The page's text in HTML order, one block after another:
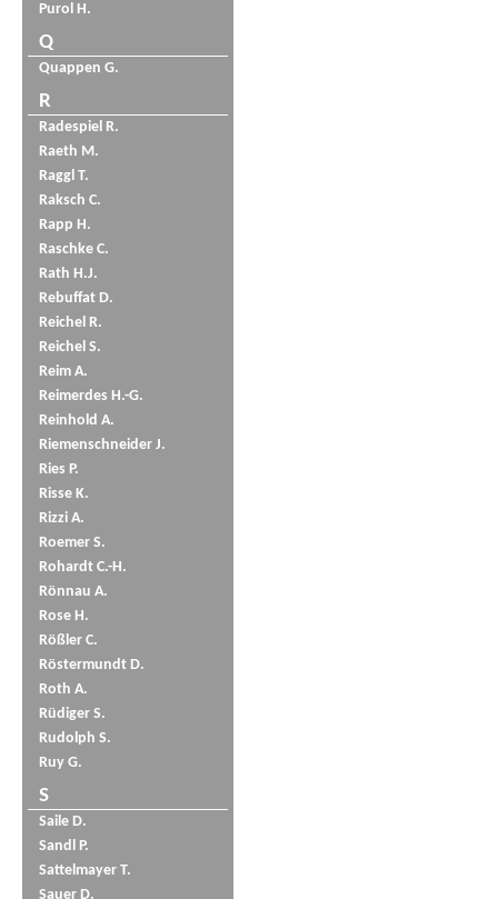
Purol H.
Q
Quappen G.
R
Radespiel R.
Raeth M.
Raggl T.
Raksch C.
Rapp H.
Raschke C.
Rath H.J.
Rebuffat D.
Reichel R.
Reichel S.
Reim A.
Reimerdes H.-G.
Reinhold A.
Riemenschneider J.
Ries P.
Risse K.
Rizzi A.
Roemer S.
Rohardt C.-H.
Rönnau A.
Rose H.
Rößler C.
Röstermundt D.
Roth A.
Rüdiger S.
Rudolph S.
Ruy G.
S
Saile D.
Sandl P.
Sattelmayer T.
Sauer D.